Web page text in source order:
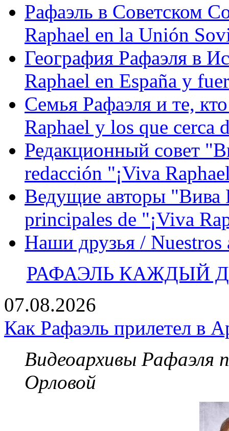
Рафаэль в Советском
Raphael en la Unión
География Рафаэля в
Raphael en España y
Семья Рафаэля и те,
Raphael y los que cerca
Редакционный совет
redacción "¡Viva
Ведущие авторы "Вива
principales de "¡Viva
Наши друзья / Nuestros
РАФАЭЛЬ КАЖДЫЙ
07.08.2026
Как Рафаэль прилетел в
Видеоархивы Рафаэля
Орловой